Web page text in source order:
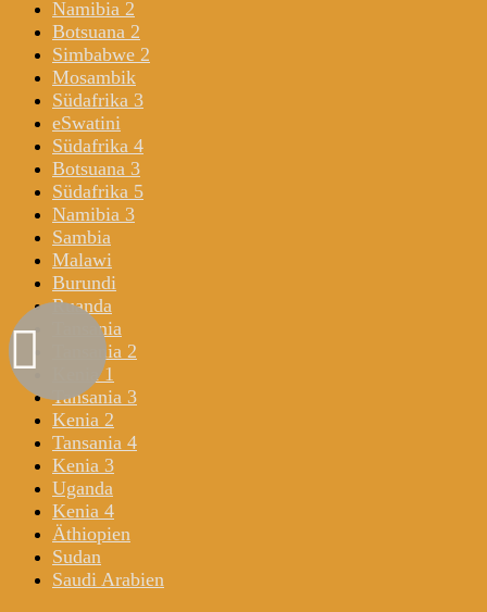
Namibia 2
Botsuana 2
Simbabwe 2
Mosambik
Südafrika 3
eSwatini
Südafrika 4
Botsuana 3
Südafrika 5
Namibia 3
Sambia
Malawi
Burundi
Ruanda
Tansania
Tansania 2
Kenia 1
Tansania 3
Kenia 2
Tansania 4
Kenia 3
Uganda
Kenia 4
Äthiopien
Sudan
Saudi Arabien